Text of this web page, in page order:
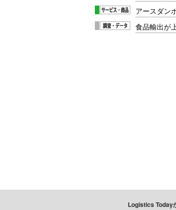
アースダン
食品輸出が
Logistics Today